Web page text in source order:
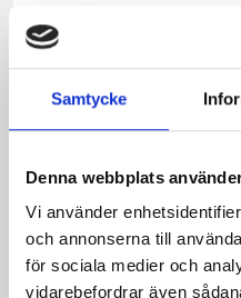
Samtycke
Denna webbplats
Vi använder
och annonserna till
för sociala medier och
vidarebefordrar även